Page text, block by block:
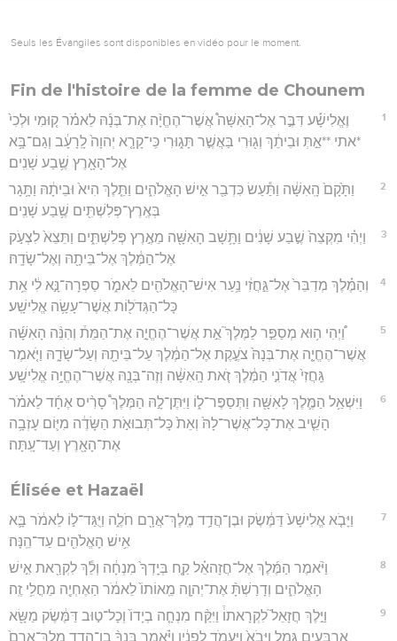
Seuls les Évangiles sont disponibles en vidéo pour le moment.
Fin de l'histoire de la femme de Chounem
1
וֶאֱלִישָׁ֡ע דִּבֶּ֣ר אֶל־הָאִשָּׁה֩ אֲשֶׁר־הֶחֱיָ֨ה אֶת־בְּנָ֜הּ לֵאמֹ֗ר ק֤וּמִי וּלְכִי֙
*אתי **אַ֣תְּ וּבֵיתֵ֔ךְ וְג֖וּרִי בַּאֲשֶׁ֣ר תָּג֑וּרִי כִּֽי־קָרָ֤א יְהוָה֙ לָֽרָעָ֔ב וְגַם־בָּ֥א
אֶל־הָאָ֖רֶץ שֶׁ֥בַע שָׁנִֽים׃
2
וַתָּ֙קָם֙ הָֽאִשָּׁ֔ה וַתַּ֕עַשׂ כִּדְבַ֖ר אִ֣ישׁ הָאֱלֹהִ֑ים וַתֵּ֤לֶךְ הִיא֙ וּבֵיתָ֔הּ וַתָּ֥גָר
בְּאֶֽרֶץ־פְּלִשְׁתִּ֖ים שֶׁ֥בַע שָׁנִֽים׃
3
וַיְהִ֗י מִקְצֵה֙ שֶׁ֣בַע שָׁנִ֔ים וַתָּ֥שָׁב הָאִשָּׁ֖ה מֵאֶ֣רֶץ פְּלִשְׁתִּ֑ים וַתֵּצֵא֙ לִצְעֹ֣ק
אֶל־הַמֶּ֔לֶךְ אֶל־בֵּיתָ֖הּ וְאֶל־שָׂדָֽהּ׃
4
וְהַמֶּ֗לֶךְ מְדַבֵּר֙ אֶל־גֵּ֣חֲזִ֔י נַ֥עַר אִישׁ־הָאֱלֹהִ֖ים לֵאמֹ֑ר סַפְּרָה־נָּ֣א לִ֔י אֵ֥ת
כָּל־הַגְּדֹל֖וֹת אֲשֶׁר־עָשָׂ֥ה אֱלִישָֽׁע׃
5
וַ֠יְהִי ה֥וּא מְסַפֵּ֣ר לַמֶּלֶךְ֮ אֵ֣ת אֲשֶׁר־הֶחֱיָ֣ה אֶת־הַמֵּת֒ וְהִנֵּ֨ה הָאִשָּׁ֜ה
אֲשֶׁר־הֶחֱיָ֤ה אֶת־בְּנָהּ֙ צֹעֶ֣קֶת אֶל־הַמֶּ֔לֶךְ עַל־בֵּיתָ֖הּ וְעַל־שָׂדָ֑הּ וַיֹּ֤אמֶר
גֵּֽחֲזִי֙ אֲדֹנִ֣י הַמֶּ֔לֶךְ זֹ֚את הָֽאִשָּׁ֔ה וְזֶה־בְּנָ֖הּ אֲשֶׁר־הֶחֱיָ֥ה אֱלִישָֽׁע׃
6
וַיִּשְׁאַ֥ל הַמֶּ֛לֶךְ לָאִשָּׁ֖ה וַתְּסַפֶּר־ל֑וֹ וַיִּתֶּן־לָ֣הּ הַמֶּלֶךְ֩ סָרִ֨יס אֶחָ֜ד לֵאמֹ֗ר
הָשֵׁ֤יב אֶת־כָּל־אֲשֶׁר־לָהּ֙ וְאֵת֙ כָּל־תְּבוּאֹ֣ת הַשָּׂדֶ֔ה מִיּ֛וֹם עָזְבָ֥ה
אֶת־הָאָ֖רֶץ וְעַד־עָֽתָּה׃
Élisée et Hazaël
7
וַיָּבֹ֤א אֱלִישָׁע֙ דַּמֶּ֔שֶׂק וּבֶן־הֲדַ֥ד מֶֽלֶךְ־אֲרָ֖ם חֹלֶ֑ה וַיֻּגַּד־ל֣וֹ לֵאמֹ֔ר בָּ֛א
אִ֥ישׁ הָאֱלֹהִ֖ים עַד־הֵֽנָּה׃
8
וַיֹּ֨אמֶר הַמֶּ֜לֶךְ אֶל־חֲזָהאֵ֗ל קַ֤ח בְּיָֽדְךָ֙ מִנְחָ֔ה וְלֵ֕ךְ לִקְרַ֖את אִ֣ישׁ
הָאֱלֹהִ֑ים וְדָרַשְׁתָּ֨ אֶת־יְהוָ֤ה מֵֽאוֹתוֹ֙ לֵאמֹ֔ר הַאֶחְיֶ֖ה מֵחֳלִ֥י זֶֽה׃
9
וַיֵּ֣לֶךְ חֲזָאֵל֮ לִקְרָאתוֹ֒ וַיִּקַּ֨ח מִנְחָ֤ה בְיָדוֹ֙ וְכָל־ט֣וּב דַּמֶּ֔שֶׂק מַשָּׂ֖א
אַרְבָּעִ֣ים גָּמָ֑ל וַיָּבֹא֙ וַיַּעֲמֹ֣ד לְפָנָ֔יו וַיֹּ֗אמֶר בִּנְךָ֨ בֶן־הֲדַ֤ד מֶֽלֶךְ־אֲרָם֙